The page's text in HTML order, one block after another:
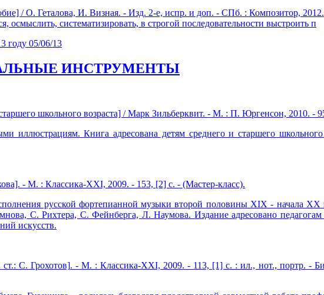
/ О. Геталова, И. Визная. - Изд. 2-е, испр. и доп. - СПб. : Композитор,
систематизировать, в строгой последовательности выстроить п
году 05/06/13
ИНСТРУМЕНТЫ
школьного возраста] / Марк Зильберквит. - М. : П. Юргенсон, 2010. -
иллюстрациям. Книга адресована детям среднего и старшего
- М. : Классика-XXI, 2009. - 153, [2] с. - (Мастер-класс).
русской фортепианной музыки второй половины XIX - начала XX
С. Рихтера, С. Фейнберга, Л. Наумова. Издание адресовано
искусств.
С. Грохотов]. - М. : Классика-XXI, 2009. - 113, [1] с. : ил., нот., портр. -